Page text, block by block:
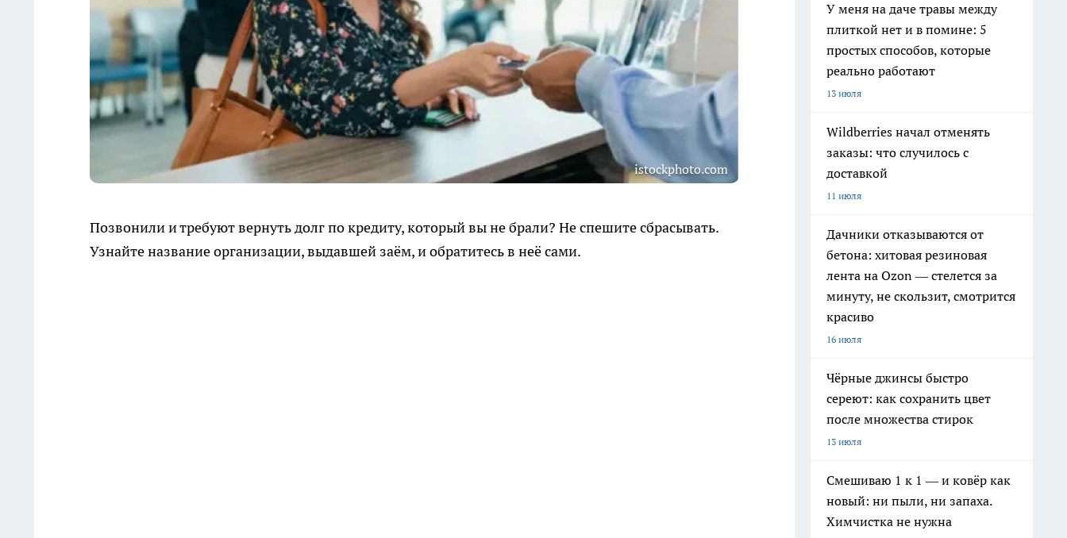
istockphoto.com
Позвонили и требуют вернуть долг по кредиту, который вы не брали? Не спешите сбрасывать.
Узнайте название организации, выдавшей заём, и обратитесь в неё сами.
У меня на даче травы между
плиткой нет и в помине: 5
простых способов, которые
реально работают
13 июля
Wildberries начал отменять
заказы: что случилось с
доставкой
11 июля
Дачники отказываются от
бетона: хитовая резиновая
лента на Ozon — стелется за
минуту, не скользит, смотрится
красиво
16 июля
Чёрные джинсы быстро
сереют: как сохранить цвет
после множества стирок
13 июля
Смешиваю 1 к 1 — и ковёр как
новый: ни пыли, ни запаха.
Химчистка не нужна